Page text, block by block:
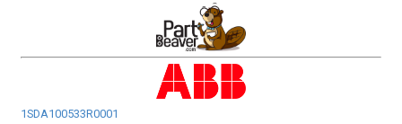
1SDA100533R0001